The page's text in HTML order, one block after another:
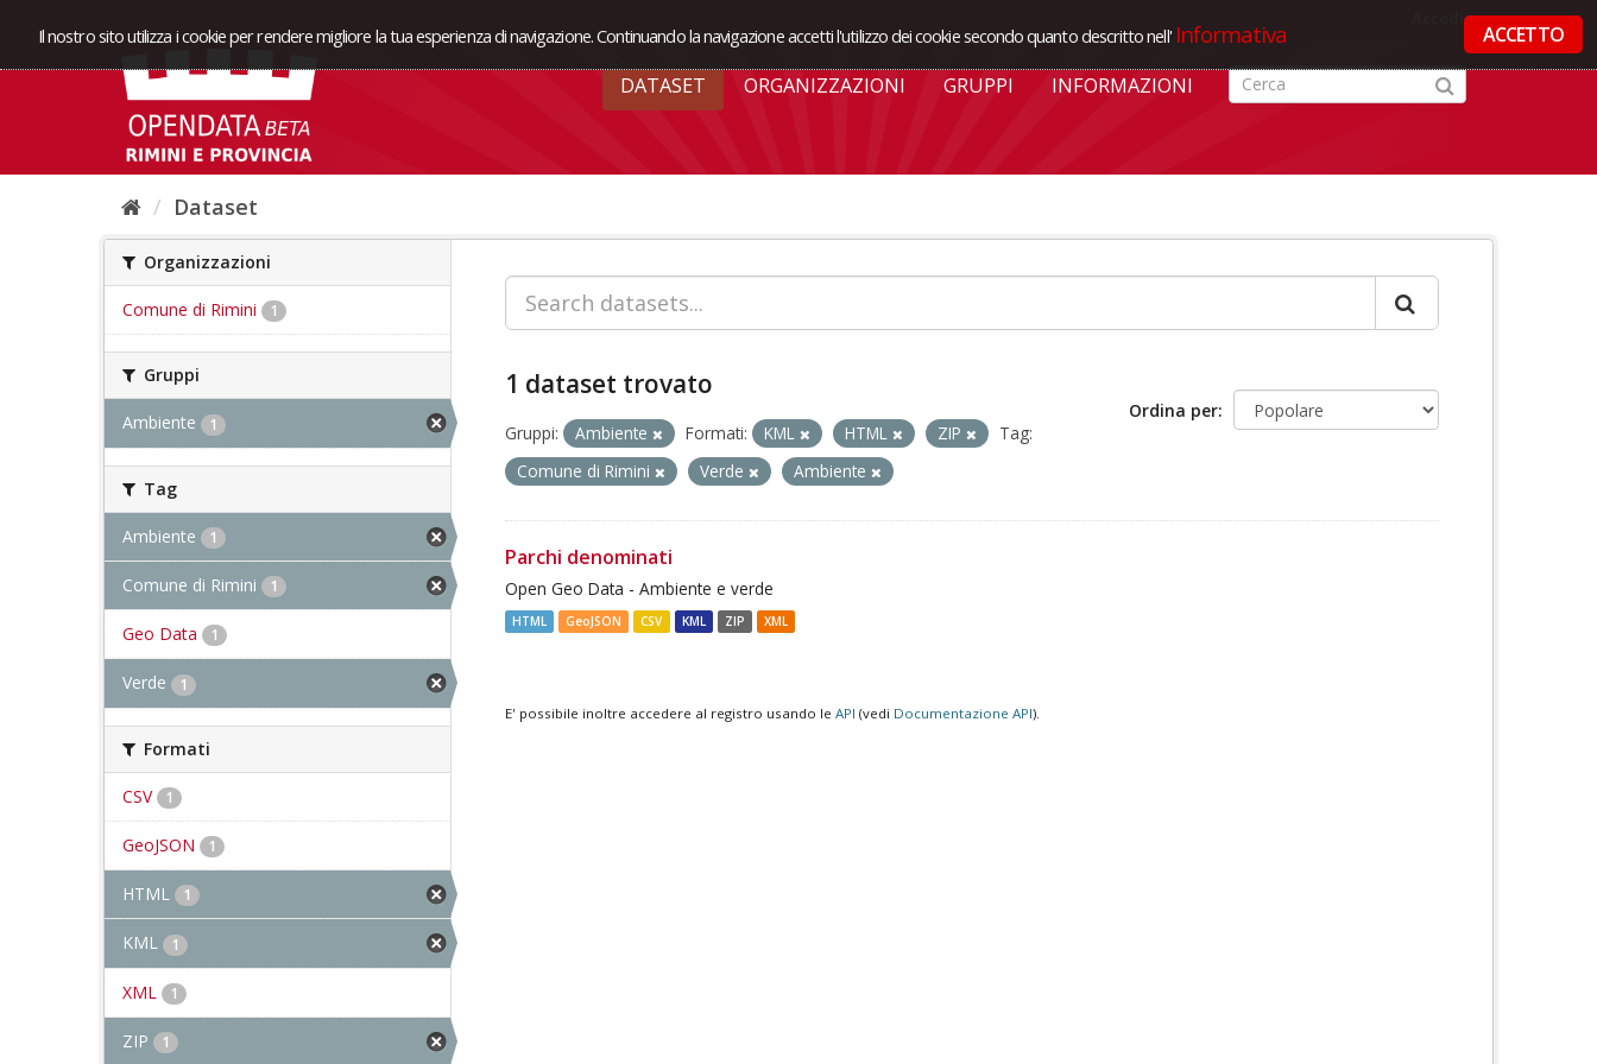
Il nostro sito utilizza i cookie per rendere migliore la tua esperienza di navigazione. Continuando la navigazione accetti l'utilizzo dei cookie secondo quanto descritto nell' Informativa ACCETTO
DATASET ORGANIZZAZIONI GRUPPI INFORMAZIONI
Dataset
Organizzazioni
Comune di Rimini 1
Gruppi
Ambiente 1
Tag
Ambiente 1
Comune di Rimini 1
Geo Data 1
Verde 1
Formati
CSV 1
GeoJSON 1
HTML 1
KML 1
XML 1
ZIP 1
Ordina per
1 dataset trovato
Gruppi: Ambiente Formati: KML HTML ZIP
Tag:
Comune di Rimini
Verde Ambiente
Parchi denominati
Open Geo Data - Ambiente e verde
HTML GeoJSON CSV KML ZIP XML
E' possibile inoltre accedere al registro usando le API (vedi Documentazione API).